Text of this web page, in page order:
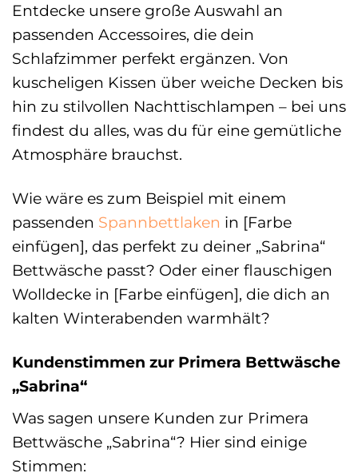
Entdecke unsere große Auswahl an
passenden Accessoires, die dein
Schlafzimmer perfekt ergänzen. Von
kuscheligen Kissen über weiche Decken bis
hin zu stilvollen Nachttischlampen – bei uns
findest du alles, was du für eine gemütliche
Atmosphäre brauchst.
Wie wäre es zum Beispiel mit einem
passenden Spannbettlaken in [Farbe
einfügen], das perfekt zu deiner „Sabrina“
Bettwäsche passt? Oder einer flauschigen
Wolldecke in [Farbe einfügen], die dich an
kalten Winterabenden warmhält?
Kundenstimmen zur Primera Bettwäsche
„Sabrina“
Was sagen unsere Kunden zur Primera
Bettwäsche „Sabrina“? Hier sind einige
Stimmen: